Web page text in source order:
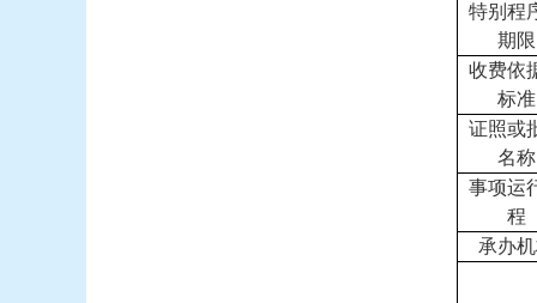
特别程
期限
收费依
标准
证照或
名称
事项运
程
承办